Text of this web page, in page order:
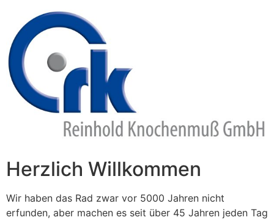
Inhalt
springen
Herzlich Willkommen
Wir haben das Rad zwar vor 5000 Jahren nicht
erfunden, aber machen es seit über 45 Jahren jeden Tag